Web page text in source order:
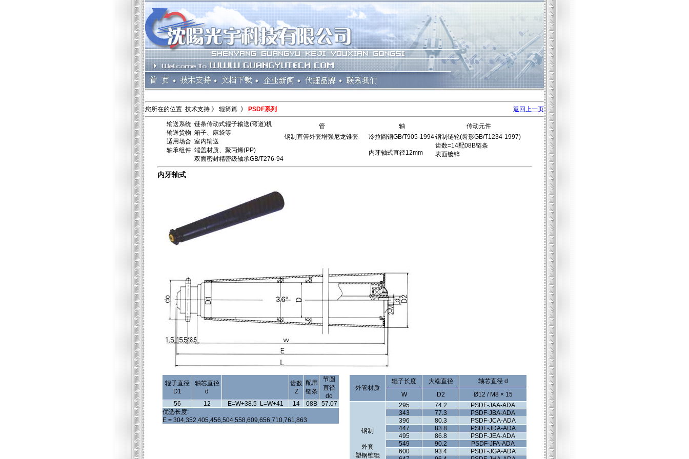
您所在的位置 技术支持 》 辊筒篇 》 PSDF系列 返回上一页
输送系统 链条传动式辊子输送(弯道)机
输送货物 箱子、麻袋等
适用场合 室内输送
轴承组件 端盖材质、聚丙烯(PP)
双面密封精密级轴承GB/T276-94
管 轴
传动元件
钢制直管外套增强尼龙锥套
冷拉圆钢GB/T905-1994
内牙轴式直径12mm
钢制链轮(齿形GB/T1234-1997)
齿数=14配08B链条
表面镀锌
内牙轴式
辊子直径
D1
轴芯直径
d
齿数
Z
配用
链条
节圆
直径
do
56
12 E=W+38.5 L=W+41 14 08B
57.07
优选长度:
E = 304,352,405,456,504,558,609,656,710,761,863
外管材质
辊子长度 大端直径
轴芯直径 d
W
D2 Ø12 / M8 × 15
钢制
外套
塑钢锥辊
295 74.2
PSDF-JAA-ADA
343
77.3
PSDF-JBA-ADA
396
80.3
PSDF-JCA-ADA
447
83.8
PSDF-JDA-ADA
495
86.8
PSDF-JEA-ADA
549
90.2
PSDF-JFA-ADA
600
93.4
PSDF-JGA-ADA